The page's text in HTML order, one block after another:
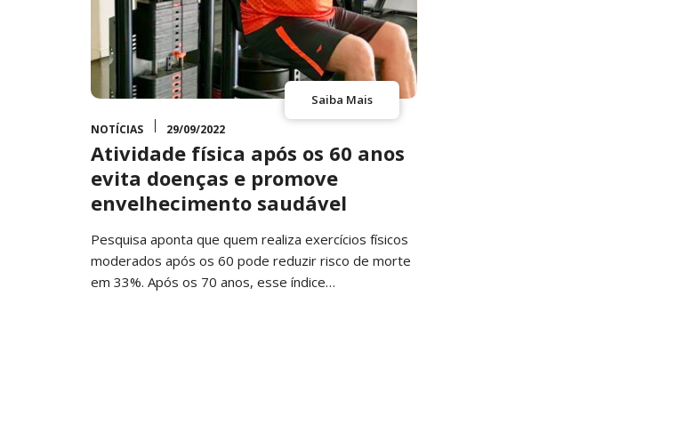
Saiba Mais
NOTÍCIAS 29/09/2022
Atividade física após os 60 anos
evita doenças e promove
envelhecimento saudável
Pesquisa aponta que quem realiza exercícios físicos
moderados após os 60 pode reduzir risco de morte
em 33%. Após os 70 anos, esse índice…